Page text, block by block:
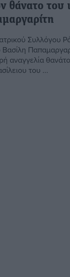
θάνατο του
Συλλόγου
Βασίλη
αναγγελία
του ...